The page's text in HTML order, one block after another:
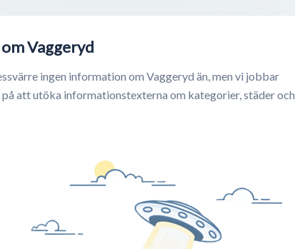
Vaggeryd
ingen information om Vaggeryd än, men vi jobbar
att utöka informationstexterna om kategorier, städer och